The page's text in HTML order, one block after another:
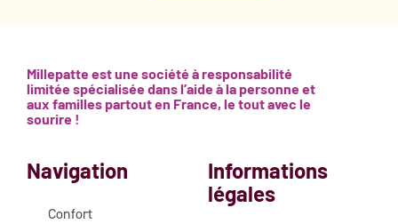
Millepatte est une société à responsabilité
limitée spécialisée dans l’aide à la personne et
aux familles partout en France, le tout avec le
sourire !
Navigation
Confort
Informations
légales